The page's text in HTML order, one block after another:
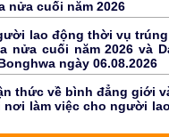
nửa cuối năm 2026
lao động thời vụ
nửa cuối năm 2026 và
ngày 06.08.2026
thức về bình đẳng giới
làm việc cho người